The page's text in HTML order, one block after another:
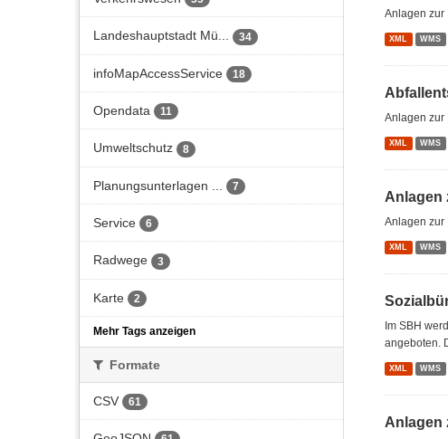
Landeshauptstadt Mü... 34
infoMapAccessService 18
Opendata 11
Umweltschutz 8
Planungsunterlagen ... 7
Service 6
Radwege 3
Karte 2
Mehr Tags anzeigen
Formate
CSV 61
Anlagen zur
XML WMS
Anlagen zur
XML WMS
Anlagen
Anlagen zur
XML WMS
Im SBH
angeboten.
XML WMS
Anlagen